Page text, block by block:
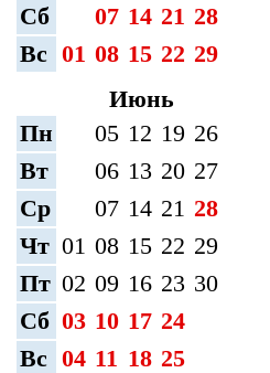
Сб
07 14 21 28
Вс 01 08 15 22 29
Июнь
Пн
05 12 19 26
Вт
06 13 20 27
Ср
07 14 21 28
Чт 01 08 15 22 29
Пт 02 09 16 23 30
Сб 03 10 17 24
Вс 04 11 18 25